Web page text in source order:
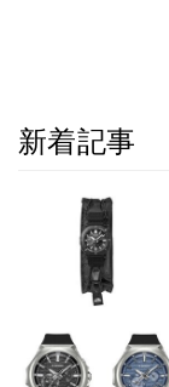
新着記事